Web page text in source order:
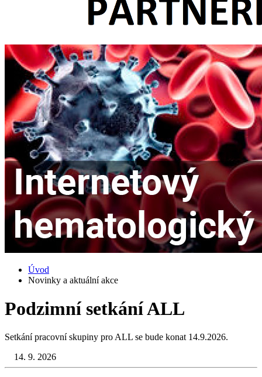
Úvod
Novinky a aktuální akce
Podzimní setkání ALL
Setkání pracovní skupiny pro ALL se bude konat 14.9.2026.
14. 9. 2026